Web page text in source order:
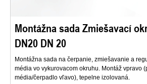
Montážna sada Zmiešavací
DN20 DN 20
Montážna sada na čerpanie, zmiešavanie a
média vo vykurovacom okruhu. Montáž vpravo
média/čerpadlo vľavo), tepelne izolovaná.